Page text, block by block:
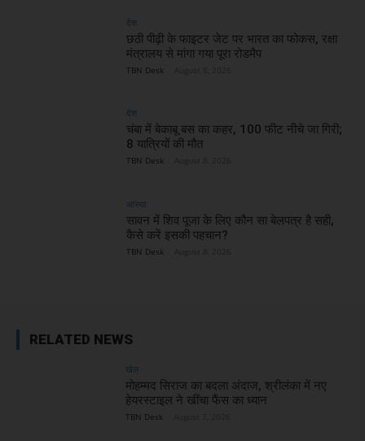
देश
छठी पीढ़ी के फाइटर जेट पर भारत का फोकस, रक्षा
मंत्रालय से मांगा गया पूरा रोडमैप
TBN Desk
देश
चंबा में बेकाबू बस का कहर, 100 फीट नीचे जा गिरी;
8 यात्रियों की मौत
TBN Desk
आस्था
सावन में शिव पूजा के लिए कौन सा बेलपत्र है सही,
कैसे करें इसकी पहचान?
TBN Desk
RELATED NEWS
खेल
मोहम्मद सिराज का बदला अंदाज, श्रीलंका में नए
हेयरस्टाइल ने खींचा फैंस का ध्यान
TBN Desk